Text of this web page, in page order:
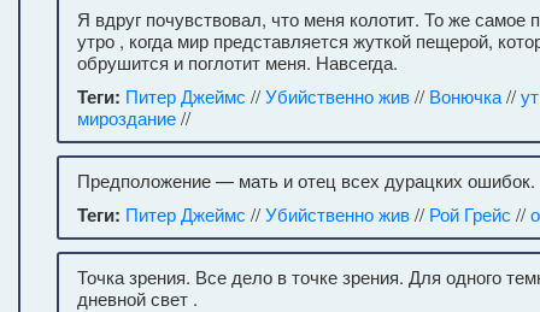
Я вдруг почувствовал, что меня колотит. То же самое
утро , когда мир представляется жуткой пещерой,
обрушится и поглотит меня. Навсегда.
Теги: Питер Джеймс //Убийственно жив// Вонючка//
мироздание//
Предположение — мать и отец всех дурацких ошибок.
Теги: Питер Джеймс //Убийственно жив// Рой Грейс //
Точка зрения. Все дело в точке зрения. Для одного
дневной свет .